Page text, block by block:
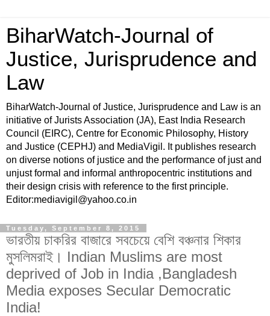
BiharWatch-Journal of
Justice, Jurisprudence and
Law
BiharWatch-Journal of Justice, Jurisprudence and Law is an
initiative of Jurists Association (JA), East India Research
Council (EIRC), Centre for Economic Philosophy, History
and Justice (CEPHJ) and MediaVigil. It publishes research
on diverse notions of justice and the performance of just and
unjust formal and informal anthropocentric institutions and
their design crisis with reference to the first principle.
Editor:mediavigil@yahoo.co.in
Tuesday, September 8, 2015
ভারতীয় চাকরির বাজারে সবচেয়ে বেশি বঞ্চনার শিকার
মুসলিমরাই। Indian Muslims are most
deprived of Job in India ,Bangladesh
Media exposes Secular Democratic
India!